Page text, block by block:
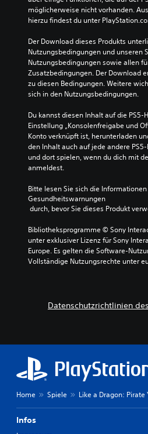
möglicherweise nicht vorhanden.
hierzu findest du unter
Der Download dieses Produkts
Nutzungsbedingungen und unseren
Nutzungsbedingungen sowie allen
Zusatzbedingungen. Der Download
zu diesen Bedingungen. Weitere
sich in den Nutzungsbedingungen.
Du kannst diesen Inhalt auf die
Einstellung „Konsolenfreigabe und
Konto verknüpft ist, herunterladen
den Inhalt auch auf jede andere
und dort spielen, wenn du dich mit
anmeldest.
Bitte lesen Sie sich die
Gesundheitswarnungen
durch, bevor Sie dieses Produkt
Bibliotheksprogramme © Sony
unter exklusiver Lizenz für Sony
Europe. Es gelten die Software-
Vollständige Nutzungsrechte unter
Datenschutzrichtlinien
Home Spiele Like a Dragon:
Infos